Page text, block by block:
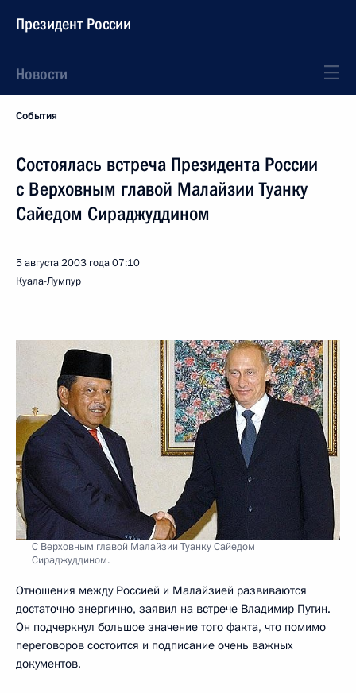
Президент России
Новости
События
Состоялась встреча Президента России
с Верховным главой Малайзии Туанку
Сайедом Сираджуддином
5 августа 2003 года07:10
Куала-Лумпур
С Верховным главой Малайзии Туанку Сайедом
Сираджуддином.
Отношения между Россией и Малайзией развиваются
достаточно энергично, заявил на встрече Владимир Путин.
Он подчеркнул большое значение того факта, что помимо
переговоров состоится и подписание очень важных
документов.